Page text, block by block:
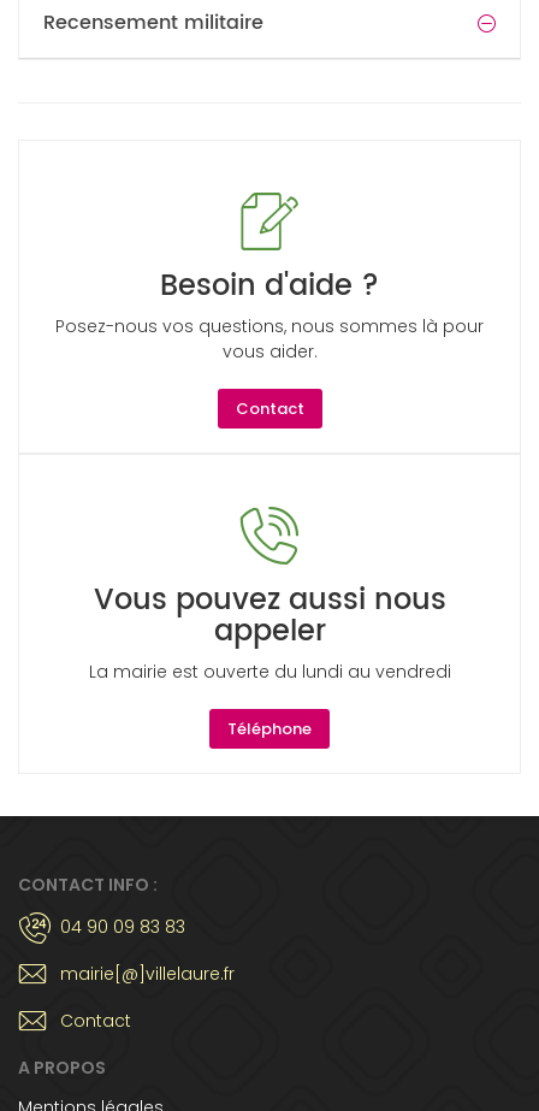
Recensement militaire
Besoin d'aide ?
Posez-nous vos questions, nous sommes là pour
vous aider.
Contact
Vous pouvez aussi nous
appeler
La mairie est ouverte du lundi au vendredi
Téléphone
CONTACT INFO :
04 90 09 83 83
mairie[@]villelaure.fr
Contact
A PROPOS